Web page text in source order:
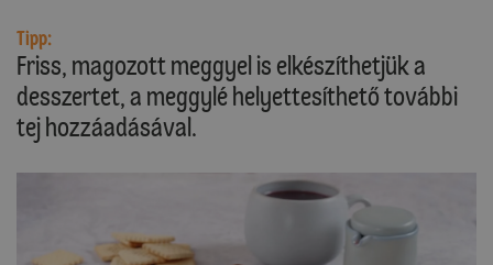
Tipp:
Friss, magozott meggyel is elkészíthetjük a
desszertet, a meggylé helyettesíthető további
tej hozzáadásával.